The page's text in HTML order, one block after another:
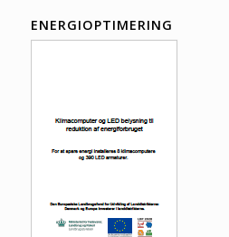
ENERGIOPTIMERING